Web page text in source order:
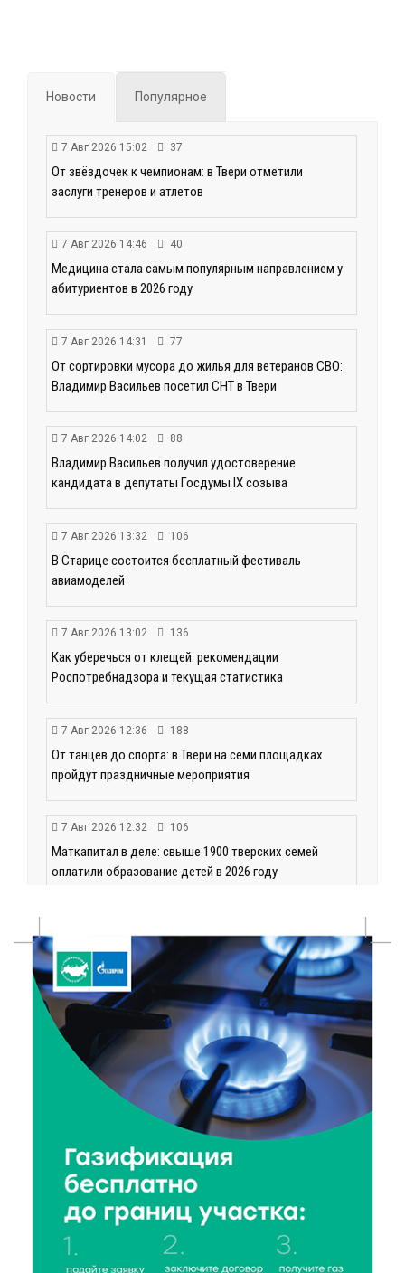
Новости Популярное
7 Авг 2026 15:02 37
От звёздочек к чемпионам: в Твери отметили
заслуги тренеров и атлетов
7 Авг 2026 14:46 40
Медицина стала самым популярным направлением у
абитуриентов в 2026 году
7 Авг 2026 14:31 77
От сортировки мусора до жилья для ветеранов СВО:
Владимир Васильев посетил СНТ в Твери
7 Авг 2026 14:02 88
Владимир Васильев получил удостоверение
кандидата в депутаты Госдумы IX созыва
7 Авг 2026 13:32 106
В Старице состоится бесплатный фестиваль
авиамоделей
7 Авг 2026 13:02 136
Как уберечься от клещей: рекомендации
Роспотребнадзора и текущая статистика
7 Авг 2026 12:36 188
От танцев до спорта: в Твери на семи площадках
пройдут праздничные мероприятия
7 Авг 2026 12:32 106
Маткапитал в деле: свыше 1900 тверских семей
оплатили образование детей в 2026 году
Ребёнок, жизнь, семья: жители Твери назвали
главные подарки в своей жизни
7 Авг 2026 11:44 154
Виталий Королев увеличил выплату контрактникам
до 2,5 миллиона рублей
741
Новые профессии открывают тверичам путь к
карьерному росту
7 Авг 2026 11:32 141
Спрос растёт: жители других регионов активнее
оформляют недвижимость в Тверской области